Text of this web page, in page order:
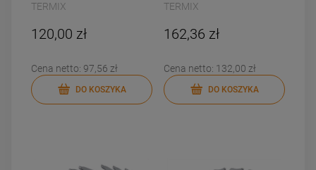
TERMIX
120,00 zł
Cena netto: 97,56 zł
DO KOSZYKA
TERMIX
162,36 zł
Cena netto: 132,00 zł
DO KOSZYKA